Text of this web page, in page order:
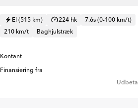
El (515 km) 224 hk
7.6s (0-100 km/t)
210 km/t
Baghjulstræk
Kontant
Finansiering fra